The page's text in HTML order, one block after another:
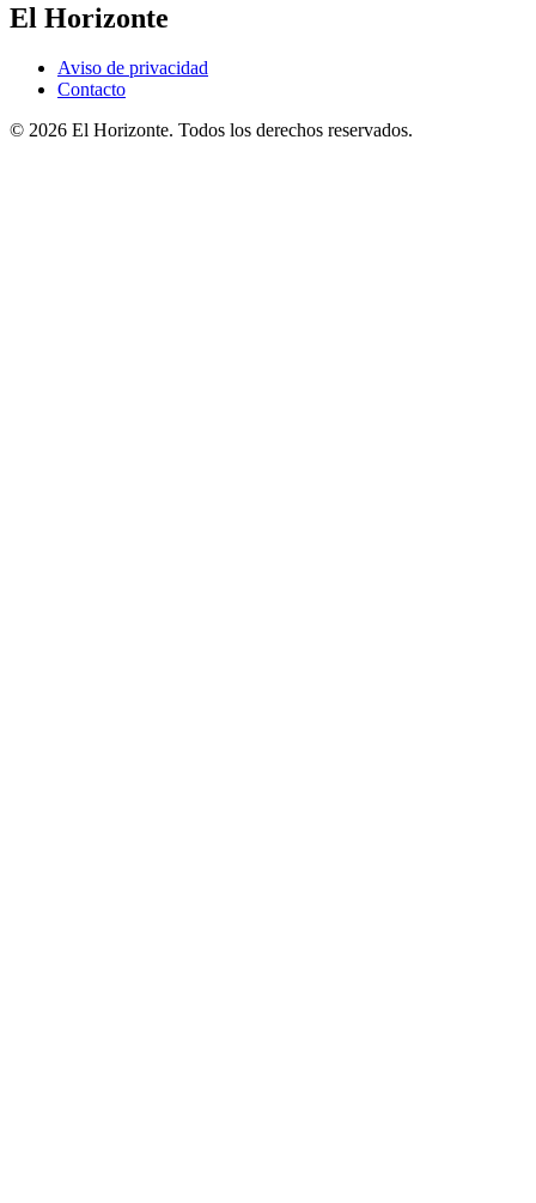
El Horizonte
Aviso de privacidad
Contacto
© 2026 El Horizonte. Todos los derechos reservados.